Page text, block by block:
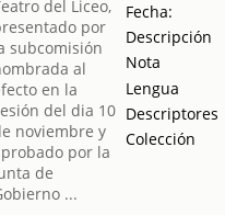
Fecha:
Descripción
Nota
Lengua
Descriptores
Colección